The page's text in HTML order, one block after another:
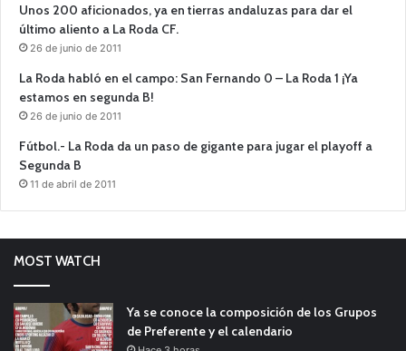
Unos 200 aficionados, ya en tierras andaluzas para dar el
último aliento a La Roda CF.
26 de junio de 2011
La Roda habló en el campo: San Fernando 0 – La Roda 1 ¡Ya
estamos en segunda B!
26 de junio de 2011
Fútbol.- La Roda da un paso de gigante para jugar el playoff a
Segunda B
11 de abril de 2011
MOST WATCH
Ya se conoce la composición de los Grupos
de Preferente y el calendario